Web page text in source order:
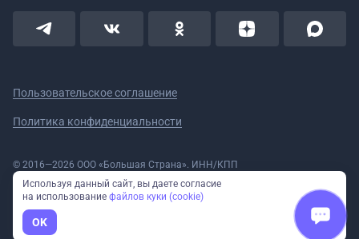
Пользовательское соглашение
Политика конфиденциальности
© 2016—2026 ООО «Большая Страна». ИНН/КПП
5908078160/590801001 ОГРН 1185958020533
Номер в реестре Роскомнадзора № 59-18-006319 (Приказ № 321 от
11.10.2018)
Полное или частичное копирование изображений и текстов возможно
только с указанием активной ссылки на сайт Большая Страна.
Используя данный сайт, вы даете согласие
на использование файлов куки (cookie)
OK